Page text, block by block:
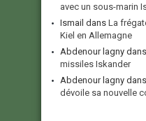
avec un sous-marin
Ismail dans La
Kiel en Allemagne
Abdenour lagny dans
missiles Iskander
Abdenour lagny dans
dévoile sa nouvelle